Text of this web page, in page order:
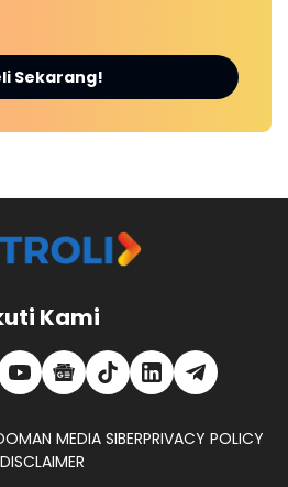
Sekarang!
Kami
MEDIA SIBERPRIVACY POLICY
DISCLAIMER